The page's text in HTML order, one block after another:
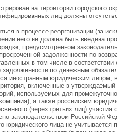
на территории городского
лиц должны
в процессе реорганизации (за
него не должна быть введена
предусмотренном
задолженности по
в том числе в
задолженности по денежным
иностранным юридическим лицом,
включенные в
используемых для
а также российским
(через третьих лиц)
законодательством Российской
юридического лица не